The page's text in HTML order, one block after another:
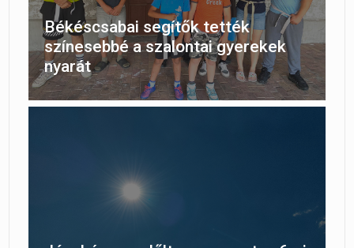
Békéscsabai segítők tették
színesebbé a szalontai gyerekek
nyarát